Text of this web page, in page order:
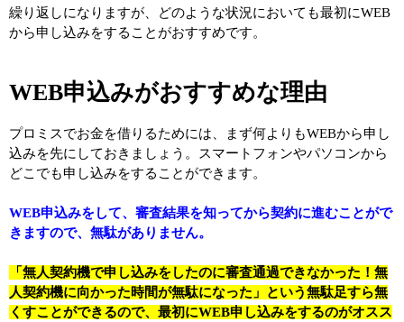
繰り返しになりますが、どのような状況においても最初にWEB
から申し込みをすることがおすすめです。
WEB申込みがおすすめな理由
プロミスでお金を借りるためには、まず何よりもWEBから申し
込みを先にしておきましょう。スマートフォンやパソコンから
どこでも申し込みをすることができます。
WEB申込みをして、審査結果を知ってから契約に進むことがで
きますので、無駄がありません。
「無人契約機で申し込みをしたのに審査通過できなかった！無
人契約機に向かった時間が無駄になった」という無駄足すら無
くすことができるので、最初にWEB申し込みをするのがオスス